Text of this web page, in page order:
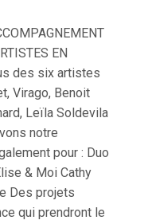
EN
des six artistes
Virago, Benoit
Leïla Soldevila
notre
pour : Duo
& Moi Cathy
Des projets
qui prendront le